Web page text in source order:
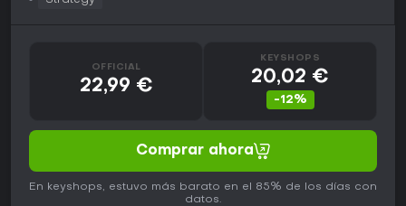
OFFICIAL
22,99 €
KEYSHOPS
20,02 €
-12%
Comprar ahora
En keyshops, estuvo más barato en el 85% de los días con
datos.